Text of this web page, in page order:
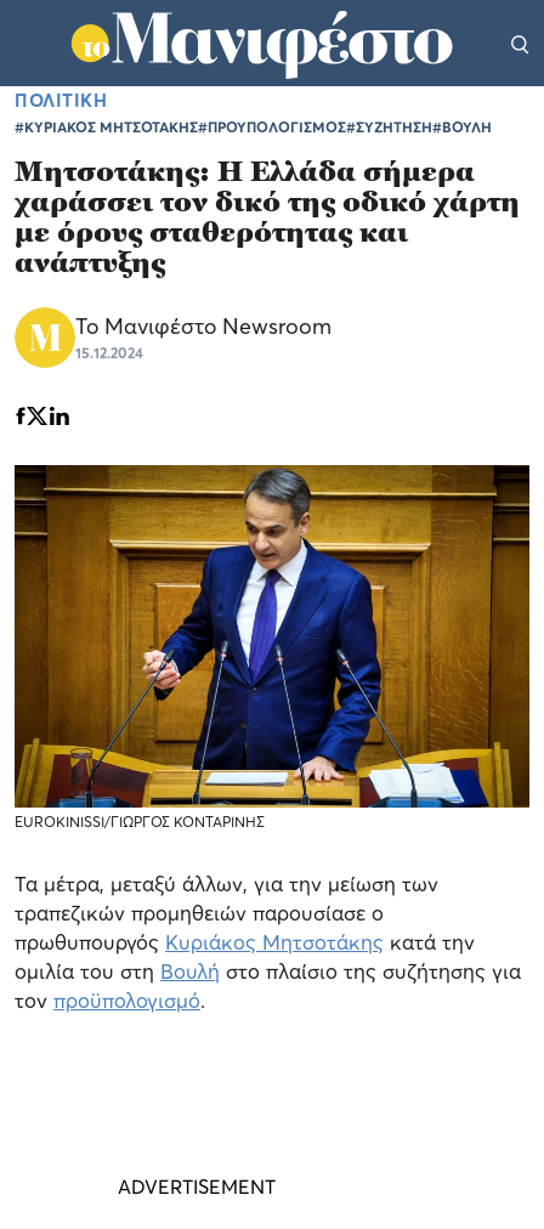
ΠΟΛΙΤΙΚΗ
#ΚΥΡΙΑΚΟΣ ΜΗΤΣΟΤΑΚΗΣ#ΠΡΟΥΠΟΛΟΓΙΣΜΟΣ#ΣΥΖΗΤΗΣΗ#ΒΟΥΛΗ
Μητσοτάκης: Η Ελλάδα σήμερα
χαράσσει τον δικό της οδικό χάρτη
με όρους σταθερότητας και
ανάπτυξης
Το Μανιφέστο Newsroom
15.12.2024
EUROKINISSI/ΓΙΩΡΓΟΣ ΚΟΝΤΑΡΙΝΗΣ
Τα μέτρα, μεταξύ άλλων, για την μείωση των
τραπεζικών προμηθειών παρουσίασε ο
πρωθυπουργός Κυριάκος Μητσοτάκης κατά την
ομιλία του στη Βουλή στο πλαίσιο της συζήτησης για
τον προϋπολογισμό.